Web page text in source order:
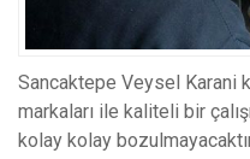
Sancaktepe Veysel Karani
markaları ile kaliteli bir
kolay kolay